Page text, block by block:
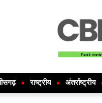
राष्ट्रीय अंतर्राष्ट्रीय